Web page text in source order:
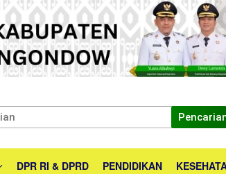
DPR RI & DPRD PENDIDIKAN